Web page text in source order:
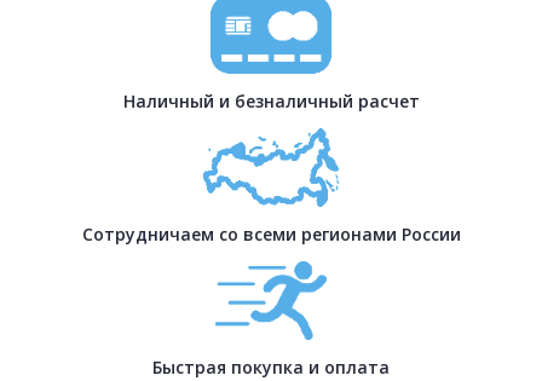
Наличный и безналичный расчет
Сотрудничаем со всеми регионами России
Быстрая покупка и оплата